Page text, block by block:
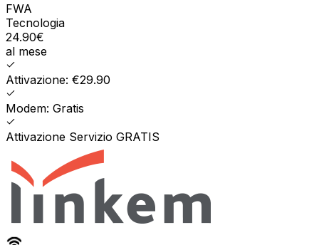
FWA
Tecnologia
24.90€
al mese
Attivazione: €29.90
Modem: Gratis
Attivazione Servizio GRATIS